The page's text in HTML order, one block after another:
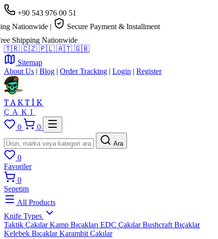
+90 543 976 00 51
Nationwide |
Secure Payment & Installment
Shipping Nationwide
🇹🇷 🇨🇿 🇵🇱 🇦🇹 🇬🇧
Sitemap
About Us | Blog | Order Tracking | Login | Register
TAKTİK
ÇAKI
0
0
Ara
0
Favoriler
0
Sepetim
All Products
Knife Types
Taktik ÇakılarKamp Bıçakları EDC ÇakılarBushcraft Bıçaklar
Kelebek BıçaklarKarambit Çakılar